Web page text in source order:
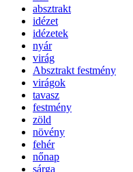
absztrakt
idézet
idézetek
nyár
virág
Absztrakt festmény
virágok
tavasz
festmény
zöld
növény
fehér
nőnap
sárga